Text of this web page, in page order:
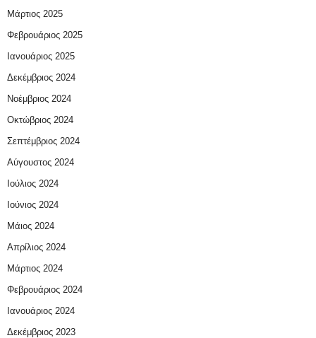
Μάρτιος 2025
Φεβρουάριος 2025
Ιανουάριος 2025
Δεκέμβριος 2024
Νοέμβριος 2024
Οκτώβριος 2024
Σεπτέμβριος 2024
Αύγουστος 2024
Ιούλιος 2024
Ιούνιος 2024
Μάιος 2024
Απρίλιος 2024
Μάρτιος 2024
Φεβρουάριος 2024
Ιανουάριος 2024
Δεκέμβριος 2023